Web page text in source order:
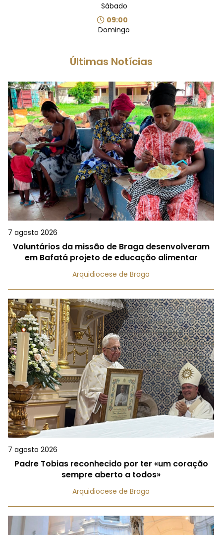
Sábado
09:00
Domingo
Últimas Notícias
7 agosto 2026
Voluntários da missão de Braga desenvolveram
em Bafatá projeto de educação alimentar
Arquidiocese de Braga
7 agosto 2026
Padre Tobias reconhecido por ter «um coração
sempre aberto a todos»
Arquidiocese de Braga